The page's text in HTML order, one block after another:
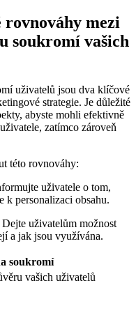
rovnováhy mezi
soukromí vašich
uživatelů jsou dva klíčové
strategie. Je důležité
abyste mohli efektivně
zatímco zároveň
této rovnováhy:
uživatele o tom,
k personalizaci obsahu.
Dejte uživatelům možnost
a jak jsou využívána.
soukromí
vašich uživatelů